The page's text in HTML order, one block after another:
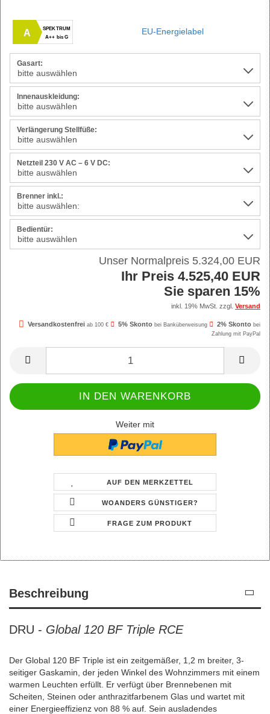
A
SPEKTRUM
A++ bis G
EU-Energielabel
Gasart:
Innenauskleidung:
Verlängerung Stellfüße:
Netzteil 230 V AC – 6 V DC:
Brenner inkl.:
Bedientür:
Unser Normalpreis 5.324,00 EUR
Ihr Preis 4.525,40 EUR
Sie sparen 15%
inkl. 19% MwSt. zzgl. Versand
Versandkostenfrei ab 100 € 5% Skonto bei Banküberweisung 2% Skonto bei
Zahlung mit PayPal
Weiter mit
AUF DEN MERKZETTEL
WOANDERS GÜNSTIGER?
FRAGE ZUM PRODUKT
Beschreibung
DRU - Global 120 BF Triple RCE
Der Global 120 BF Triple ist ein zeitgemäßer, 1,2 m breiter, 3-
seitiger Gaskamin, der jeden Winkel des Wohnzimmers mit einem
warmen Leuchten erfüllt. Er verfügt über Brennebenen mit
Scheiten, Steinen oder anthrazitfarbenem Glas und wartet mit
einer Energieeffizienz von 88 % auf. Sein ausladendes